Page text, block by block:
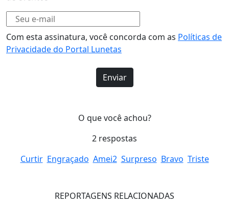
Com esta assinatura, você concorda com as Políticas de
Privacidade do Portal Lunetas
O que você achou?
2 respostas
Curtir Engraçado Amei2 Surpreso Bravo Triste
REPORTAGENS RELACIONADAS